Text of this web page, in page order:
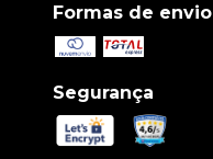
Formas de envio
Segurança